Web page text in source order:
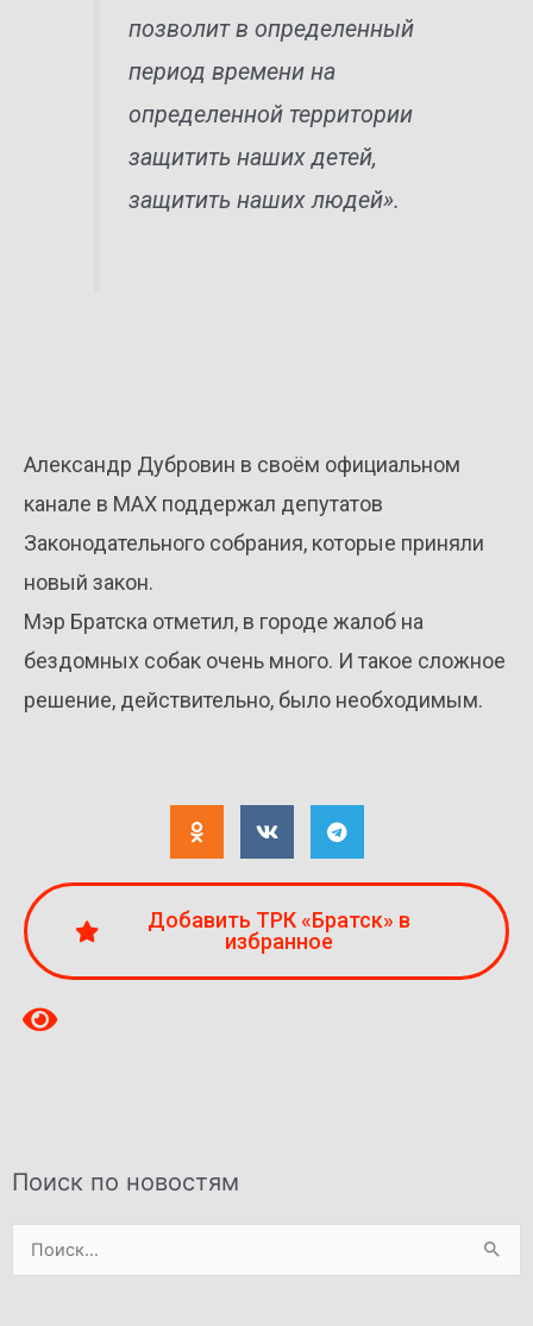
позволит в определенный
период времени на
определенной территории
защитить наших детей,
защитить наших людей».
Александр Дубровин в своём официальном
канале в MAX поддержал депутатов
Законодательного собрания, которые приняли
новый закон.
Мэр Братска отметил, в городе жалоб на
бездомных собак очень много. И такое сложное
решение, действительно, было необходимым.
Добавить ТРК «Братск» в
избранное
Поиск по новостям
Поиск: